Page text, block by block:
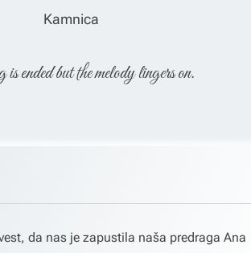
Kamnica
ended but the melody lingers on.
da nas je zapustila naša predraga Ana